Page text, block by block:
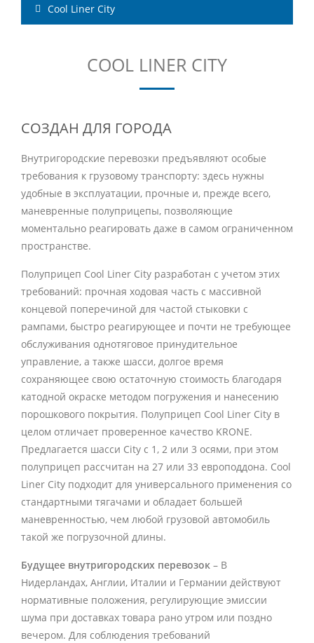
Cool Liner City
COOL LINER CITY
СОЗДАН ДЛЯ ГОРОДА
Внутригородские перевозки предъявляют особые
требования к грузовому транспорту: здесь нужны
удобные в эксплуатации, прочные и, прежде всего,
маневренные полуприцепы, позволяющие
моментально реагировать даже в самом ограниченном
пространстве.
Полуприцеп Cool Liner City разработан с учетом этих
требований: прочная ходовая часть с массивной
концевой поперечиной для частой стыковки с
рампами, быстро реагирующее и почти не требующее
обслуживания однотяговое принудительное
управление, а также шасси, долгое время
сохраняющее свою остаточную стоимость благодаря
катодной окраске методом погружения и нанесению
порошкового покрытия. Полуприцеп Cool Liner City в
целом отличает проверенное качество KRONE.
Предлагается шасси City с 1, 2 или 3 осями, при этом
полуприцеп рассчитан на 27 или 33 европоддона. Cool
Liner City подходит для универсального применения со
стандартными тягачами и обладает большей
маневренностью, чем любой грузовой автомобиль
такой же погрузочной длины.
Будущее внутригородских перевозок – В
Нидерландах, Англии, Италии и Германии действуют
нормативные положения, регулирующие эмиссии
шума при доставках товара рано утром или поздно
вечером. Для соблюдения требований